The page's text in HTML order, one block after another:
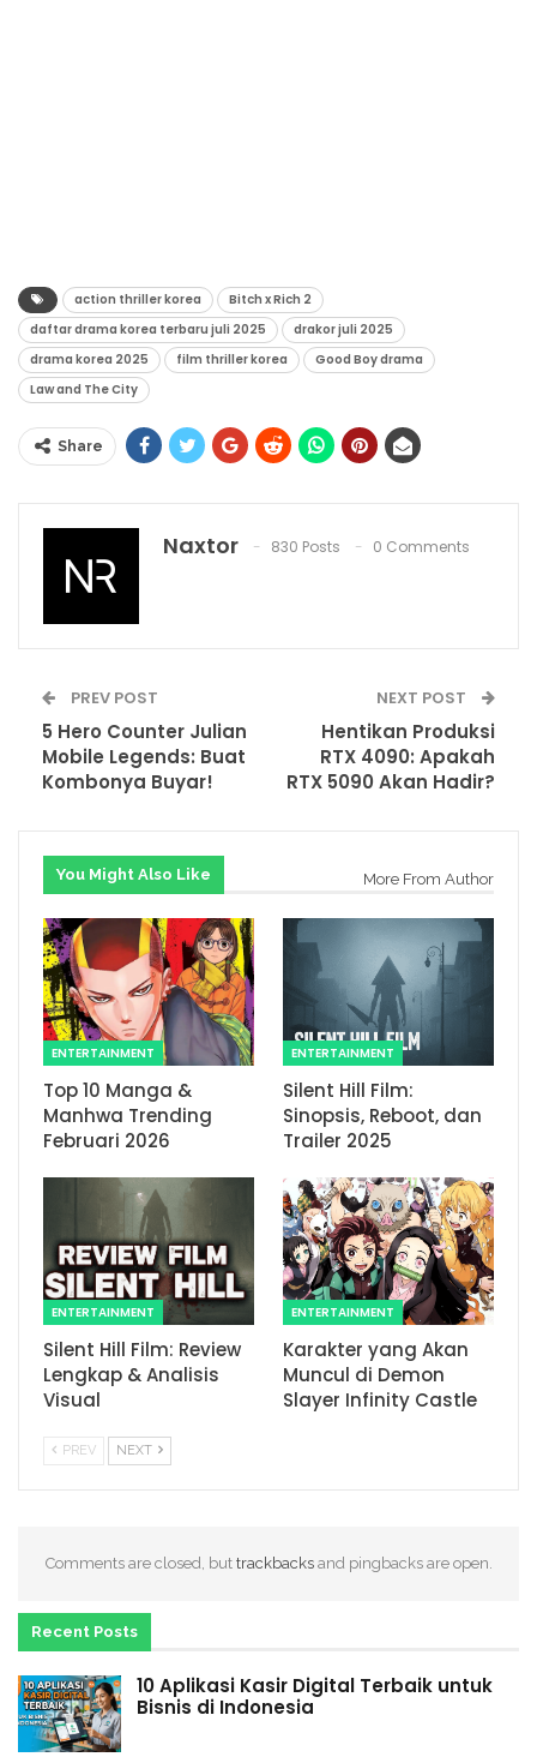
action thriller korea
Bitch x Rich 2
daftar drama korea terbaru juli 2025
drakor juli 2025
drama korea 2025
film thriller korea
Good Boy drama
Law and The City
Share
Naxtor 830 Posts 0 Comments
PREV POST
5 Hero Counter Julian
Mobile Legends: Buat
Kombonya Buyar!
NEXT POST
Hentikan Produksi
RTX 4090: Apakah
RTX 5090 Akan Hadir?
You Might Also Like More From Author
ENTERTAINMENT
Top 10 Manga &
Manhwa Trending
Februari 2026
ENTERTAINMENT
Silent Hill Film:
Sinopsis, Reboot, dan
Trailer 2025
ENTERTAINMENT
Silent Hill Film: Review
Lengkap & Analisis
Visual
ENTERTAINMENT
Karakter yang Akan
Muncul di Demon
Slayer Infinity Castle
PREV NEXT
Comments are closed, but trackbacksand pingbacks are open.
Recent Posts
10 Aplikasi Kasir Digital Terbaik untuk
Bisnis di Indonesia